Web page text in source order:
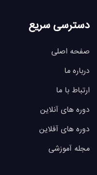
دسترسی سریع
صفحه اصلی
درباره ما
ارتباط با ما
دوره های آنلاین
دوره های آفلاین
مجله آموزشی